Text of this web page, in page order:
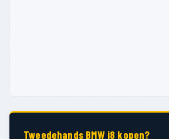
Tweedehands BMW i8 kopen?